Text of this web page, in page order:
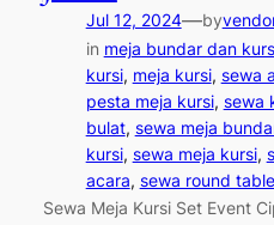
Jul 12, 2024—by
in meja bundar dan
kursi, meja kursi, sewa
pesta meja kursi, sewa
bulat, sewa meja
kursi, sewa meja kursi,
acara, sewa round table
Sewa Meja Kursi Set Event